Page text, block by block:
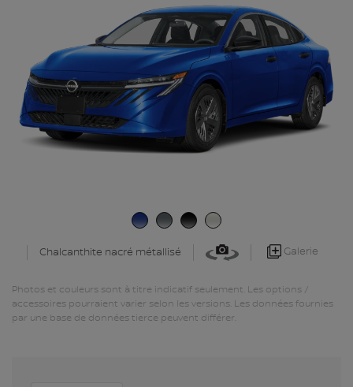
Chalcanthite nacré métallisé Galerie
Photos et couleurs sont à titre indicatif seulement. Les options /
accessoires pourraient varier selon les versions. Les données fournies
par une base de données tierce peuvent différer.